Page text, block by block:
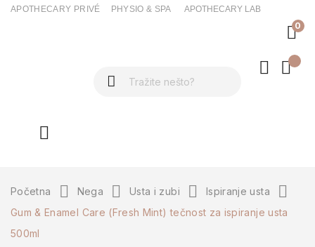
APOTHECARY PRIVÉ PHYSIO & SPA APOTHECARY LAB
0
Početna Nega Usta i zubi
Ispiranje usta
Gum & Enamel Care (Fresh Mint) tečnost za ispiranje usta
500ml